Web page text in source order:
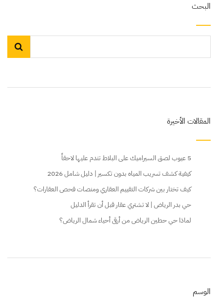
البحث
المقالات الأخيرة
5 عيوب لصق السيراميك على البلاط تندم عليها لاحقاً
كيفية كشف تسريب المياه بدون تكسير | دليل شامل 2026
كيف تختار بين شركات التقييم العقاري ومنصات فحص العقارات؟
حي بدر الرياض | لا تشتري عقار قبل أن تقرأ الدليل
لماذا حي حطين الرياض من أرقى أحياء شمال الرياض؟
الوسم